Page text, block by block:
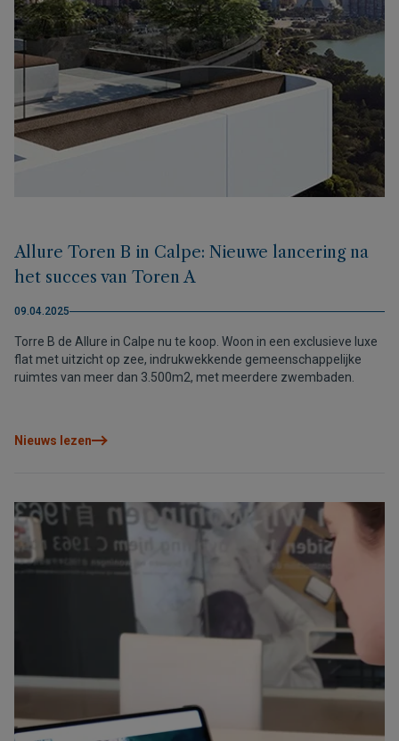
Allure Toren B in Calpe: Nieuwe lancering na
het succes van Toren A
09.04.2025
Torre B de Allure in Calpe nu te koop. Woon in een exclusieve luxe
flat met uitzicht op zee, indrukwekkende gemeenschappelijke
ruimtes van meer dan 3.500m2, met meerdere zwembaden.
Nieuws lezen